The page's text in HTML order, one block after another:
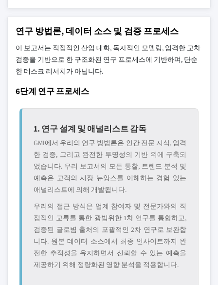
연구 방법론, 데이터 소스 및 검증 프로세스
이 보고서는 직접적인 산업 대화, 독자적인 모델링, 엄격한 교차
검증을 기반으로 한 구조화된 연구 프로세스에 기반하며, 단순
한 데스크 리서치가 아닙니다.
6단계 연구 프로세스
1. 연구 설계 및 애널리스트 감독
GMI에서 우리의 연구 방법론은 인간 전문 지식, 엄격
한 검증, 그리고 완전한 투명성의 기반 위에 구축되
었습니다. 우리 보고서의 모든 통찰, 트렌드 분석 및
예측은 고객의 시장 뉴앙스를 이해하는 경험 있는
애널리스트에 의해 개발됩니다.
우리의 접근 방식은 업계 참여자 및 전문가와의 직
접적인 교류를 통한 광범위한 1차 연구를 통합하고,
검증된 글로볌 출처의 포괄적인 2차 연구로 보완합
니다. 원본 데이터 소스에서 최종 인사이트까지 완
전한 추적성을 유지하면서 신뢰할 수 있는 예측을
제공하기 위해 정량화된 영향 분석을 적용합니다.